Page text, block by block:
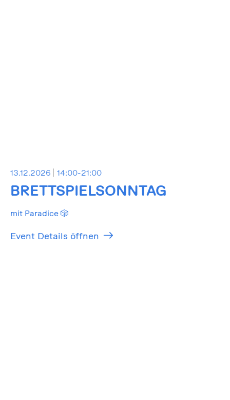
13.12.2026 14:00-21:00
BRETTSPIELSONNTAG
mit Paradice 🎲
Event Details öffnen